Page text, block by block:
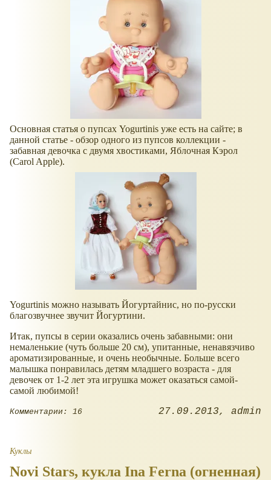
Основная статья о пупсах Yogurtinis уже есть на сайте; в
данной статье - обзор одного из пупсов коллекции -
забавная девочка с двумя хвостиками, Яблочная Кэрол
(Carol Apple).
Yogurtinis можно называть Йогуртайнис, но по-русски
благозвучнее звучит Йогуртини.
Итак, пупсы в серии оказались очень забавными: они
немаленькие (чуть больше 20 см), упитанные, ненавязчиво
ароматизированные, и очень необычные. Больше всего
малышка понравилась детям младшего возраста - для
девочек от 1-2 лет эта игрушка может оказаться самой-
самой любимой!
Комментарии: 16 27.09.2013 admin
Куклы
Novi Stars, кукла Ina Ferna (огненная)